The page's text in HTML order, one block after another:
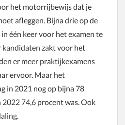
het motorrijbewijs dat je
afleggen. Bijna drie op de
één keer voor het examen te
kandidaten zakt voor het
er meer praktijkexamens
ervoor. Maar het
in 2021 nog op bijna 78
74,6 procent was. Ook